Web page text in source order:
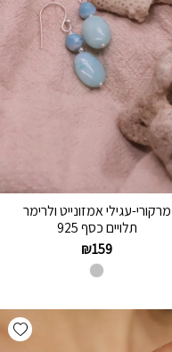
מרקורי-עגילי אמזונייט ולרימר
תלויים כסף 925
₪159